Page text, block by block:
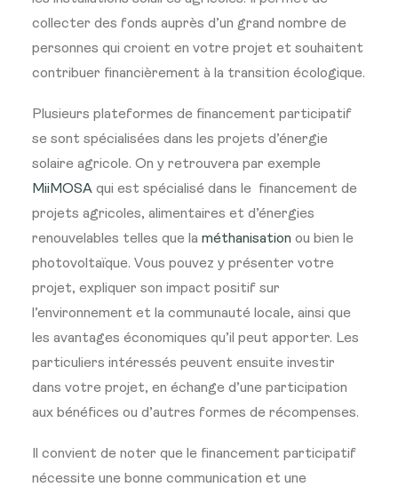
collecter des fonds auprès d’un grand nombre de
personnes qui croient en votre projet et souhaitent
contribuer financièrement à la transition écologique.
Plusieurs plateformes de financement participatif
se sont spécialisées dans les projets d’énergie
solaire agricole. On y retrouvera par exemple
MiiMOSA qui est spécialisé dans le financement de
projets agricoles, alimentaires et d’énergies
renouvelables telles que la méthanisation ou bien le
photovoltaïque. Vous pouvez y présenter votre
projet, expliquer son impact positif sur
l’environnement et la communauté locale, ainsi que
les avantages économiques qu’il peut apporter. Les
particuliers intéressés peuvent ensuite investir
dans votre projet, en échange d’une participation
aux bénéfices ou d’autres formes de récompenses.
Il convient de noter que le financement participatif
nécessite une bonne communication et une